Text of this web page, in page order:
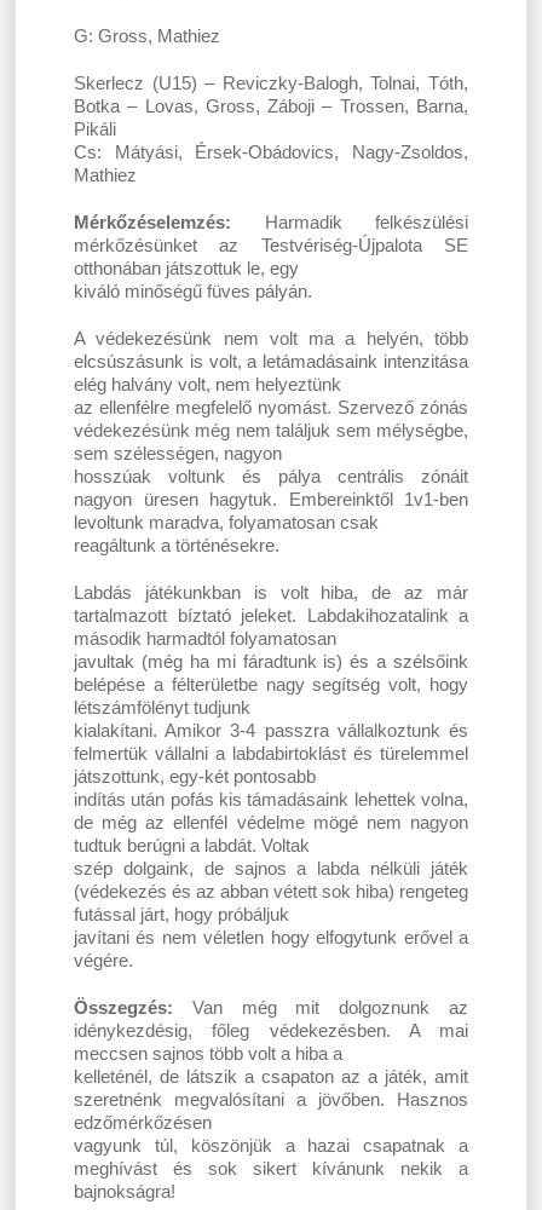
G: Gross, Mathiez
Skerlecz (U15) – Reviczky-Balogh, Tolnai, Tóth,
Botka – Lovas, Gross, Záboji – Trossen, Barna,
Pikáli
Cs: Mátyási, Érsek-Obádovics, Nagy-Zsoldos,
Mathiez
Mérkőzéselemzés: Harmadik felkészülési
mérkőzésünket az Testvériség-Újpalota SE
otthonában játszottuk le, egy
kiváló minőségű füves pályán.
A védekezésünk nem volt ma a helyén, több
elcsúszásunk is volt, a letámadásaink intenzitása
elég halvány volt, nem helyeztünk
az ellenfélre megfelelő nyomást. Szervező zónás
védekezésünk még nem találjuk sem mélységbe,
sem szélességen, nagyon
hosszúak voltunk és pálya centrális zónáit
nagyon üresen hagytuk. Embereinktől 1v1-ben
levoltunk maradva, folyamatosan csak
reagáltunk a történésekre.
Labdás játékunkban is volt hiba, de az már
tartalmazott bíztató jeleket. Labdakihozatalink a
második harmadtól folyamatosan
javultak (még ha mi fáradtunk is) és a szélsőink
belépése a félterületbe nagy segítség volt, hogy
létszámfölényt tudjunk
kialakítani. Amikor 3-4 passzra vállalkoztunk és
felmertük vállalni a labdabirtoklást és türelemmel
játszottunk, egy-két pontosabb
indítás után pofás kis támadásaink lehettek volna,
de még az ellenfél védelme mögé nem nagyon
tudtuk berúgni a labdát. Voltak
szép dolgaink, de sajnos a labda nélküli játék
(védekezés és az abban vétett sok hiba) rengeteg
futással járt, hogy próbáljuk
javítani és nem véletlen hogy elfogytunk erővel a
végére.
Összegzés: Van még mit dolgoznunk az
idénykezdésig, főleg védekezésben. A mai
meccsen sajnos több volt a hiba a
kelleténél, de látszik a csapaton az a játék, amit
szeretnénk megvalósítani a jövőben. Hasznos
edzőmérkőzésen
vagyunk túl, köszönjük a hazai csapatnak a
meghívást és sok sikert kívánunk nekik a
bajnokságra!